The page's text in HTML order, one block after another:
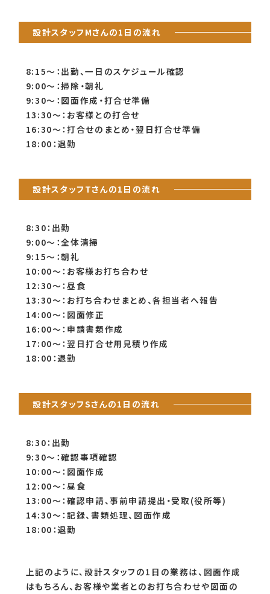
設計スタッフMさんの1日の流れ
8:15～：出勤、一日のスケジュール確認
9:00～：掃除・朝礼
9:30～：図面作成・打合せ準備
13:30～：お客様との打合せ
16:30～：打合せのまとめ・翌日打合せ準備
18:00：退勤
設計スタッフTさんの1日の流れ
8:30：出勤
9:00～：全体清掃
9:15～：朝礼
10:00～：お客様お打ち合わせ
12:30～：昼食
13:30～：お打ち合わせまとめ、各担当者へ報告
14:00～：図面修正
16:00～：申請書類作成
17:00～：翌日打合せ用見積り作成
18:00：退勤
設計スタッフSさんの1日の流れ
8:30：出勤
9:30～：確認事項確認
10:00～：図面作成
12:00～：昼食
13:00～：確認申請、事前申請提出・受取(役所等)
14:30～：記録、書類処理、図面作成
18:00：退勤
上記のように、設計スタッフの1日の業務は、図面作成
はもちろん、お客様や業者とのお打ち合わせや図面の